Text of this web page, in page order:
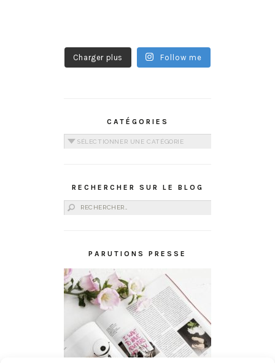
Charger plus Follow me
CATÉGORIES
Catégories
RECHERCHER SUR LE BLOG
Rechercher :
PARUTIONS PRESSE